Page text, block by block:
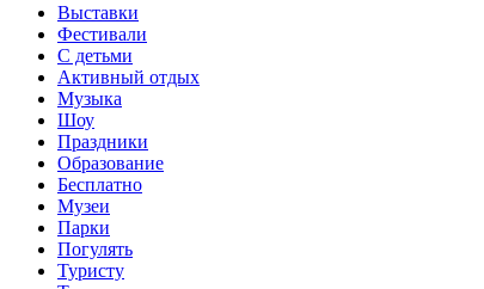
Выставки
Фестивали
С детьми
Активный отдых
Музыка
Шоу
Праздники
Образование
Бесплатно
Музеи
Парки
Погулять
Туристу